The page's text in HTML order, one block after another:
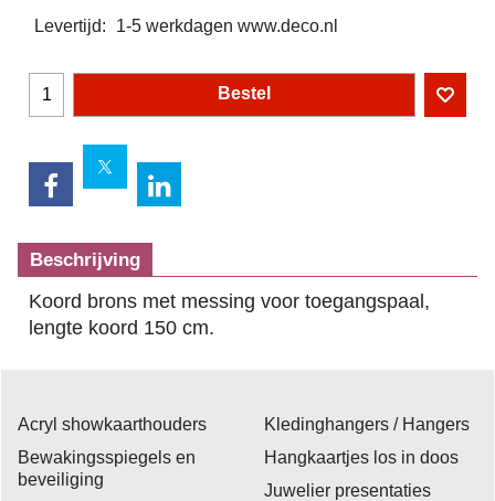
Levertijd: 1-5 werkdagen www.deco.nl
Bestel
Beschrijving
Koord brons met messing voor toegangspaal,
lengte koord 150 cm.
Acryl showkaarthouders
Bewakingsspiegels en
beveiliging
Kledinghangers / Hangers
Hangkaartjes los in doos
Juwelier presentaties